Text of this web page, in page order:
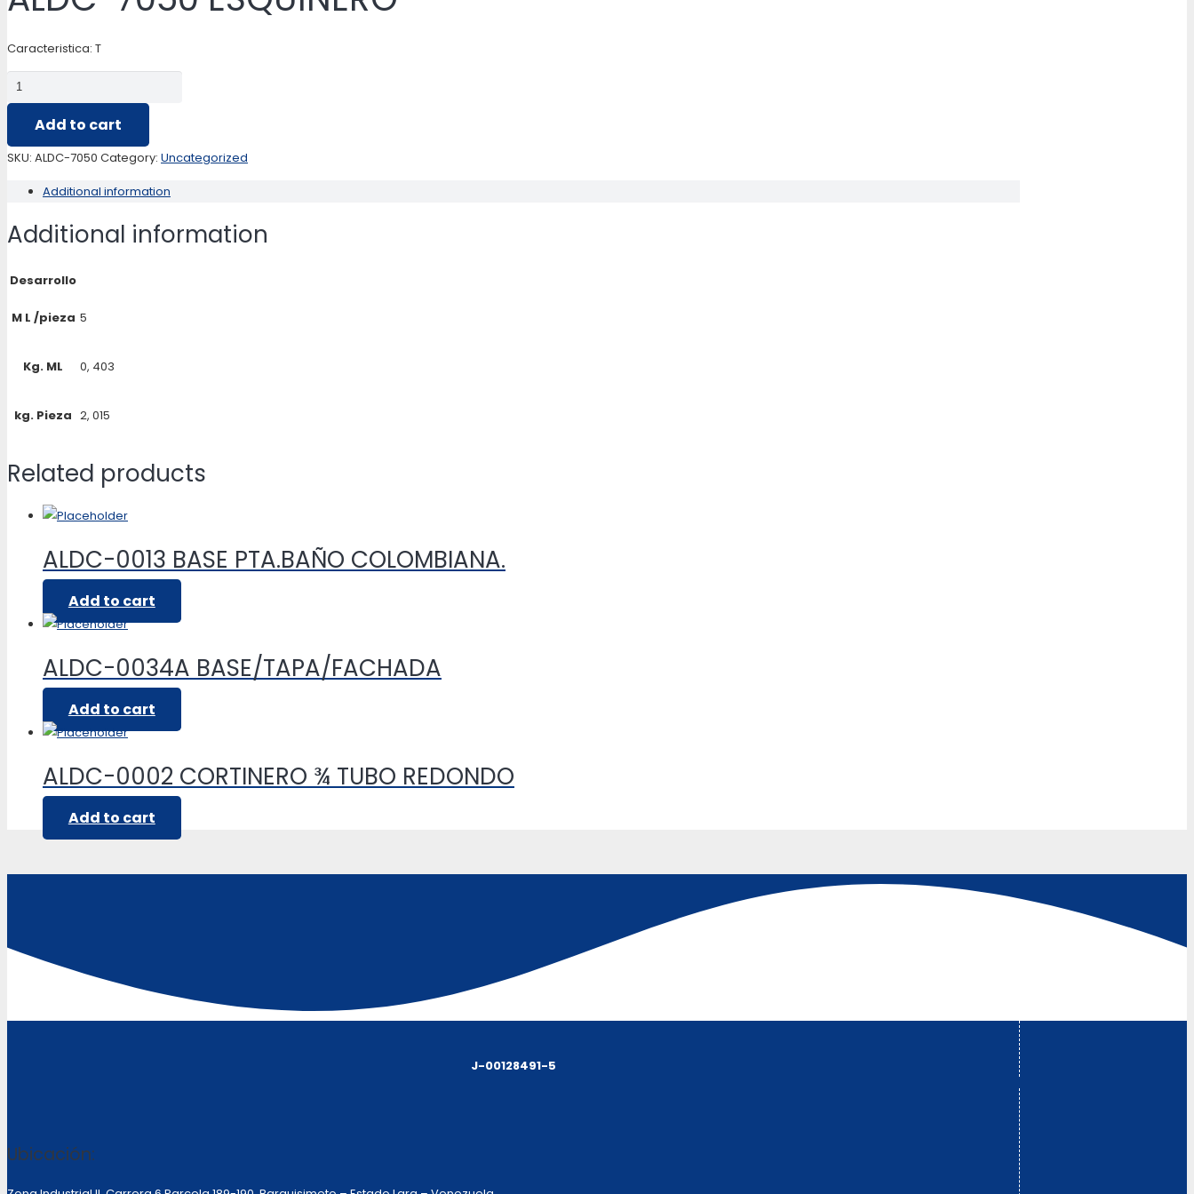
Caracteristica: T
ALDC-
7050
ESQUINERO
quantity
Add to cart
SKU: ALDC-7050 Category: Uncategorized
Additional information
Additional information
Desarrollo
M L /pieza 5
Kg. ML 0, 403
kg. Pieza 2, 015
Related products
ALDC-0013 BASE PTA.BAÑO COLOMBIANA.
Add to cart
ALDC-0034A BASE/TAPA/FACHADA
Add to cart
ALDC-0002 CORTINERO ¾ TUBO REDONDO
Add to cart
J-00128491-5
Ubicación: